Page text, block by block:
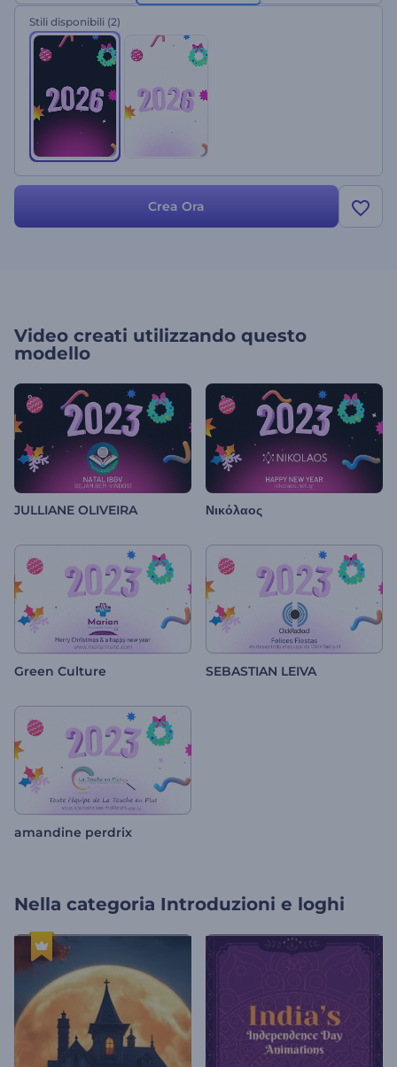
altro. Provalo subito!
Stili disponibili (2)
Crea Ora
Video creati utilizzando questo
modello
JULLIANE OLIVEIRA Νικόλαος
Green Culture SEBASTIAN LEIVA
amandine perdrix
Nella categoria Introduzioni e loghi